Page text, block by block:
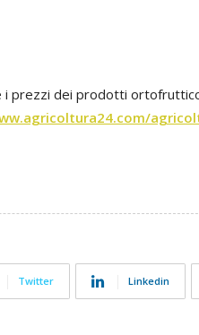
i prezzi dei prodotti
Twitter Linkedin